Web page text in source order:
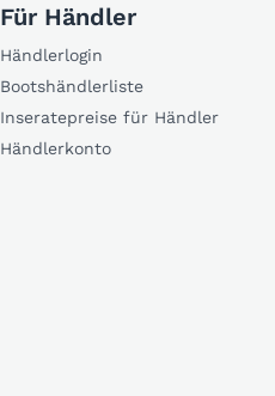
Für Händler
Händlerlogin
Bootshändlerliste
Inseratepreise für Händler
Händlerkonto